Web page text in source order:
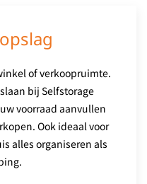
of verkoopruimte.
bij Selfstorage
voorraad aanvullen
Ook ideaal voor
alles organiseren als